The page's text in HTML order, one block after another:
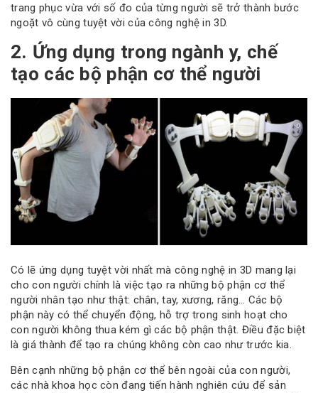
trang phục vừa với số đo của từng người sẽ trở thành bước
ngoặt vô cùng tuyệt vời của công nghệ in 3D.
2. Ứng dụng trong ngành y, chế
tạo các bộ phận cơ thể người
Có lẽ ứng dụng tuyệt vời nhất mà công nghệ in 3D mang lại
cho con người chính là việc tạo ra những bộ phận cơ thể
người nhân tạo như thật: chân, tay, xương, răng… Các bộ
phận này có thể chuyển động, hỗ trợ trong sinh hoạt cho
con người không thua kém gì các bộ phận thật. Điều đặc biệt
là giá thành để tạo ra chúng không còn cao như trước kia.
Bên cạnh những bộ phận cơ thể bên ngoài của con người,
các nhà khoa học còn đang tiến hành nghiên cứu để sản